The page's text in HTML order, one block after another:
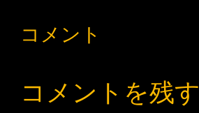
コメント
コメントを残す